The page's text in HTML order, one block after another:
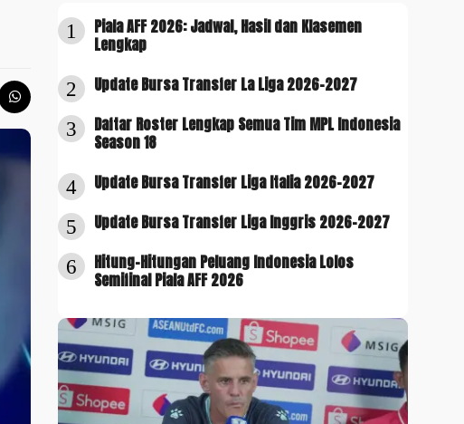
1
Piala AFF 2026: Jadwal, Hasil dan Klasemen
Lengkap
2 Update Bursa Transfer La Liga 2026-2027
3
Daftar Roster Lengkap Semua Tim MPL Indonesia
Season 18
4 Update Bursa Transfer Liga Italia 2026-2027
5 Update Bursa Transfer Liga Inggris 2026-2027
6
Hitung-Hitungan Peluang Indonesia Lolos
Semifinal Piala AFF 2026